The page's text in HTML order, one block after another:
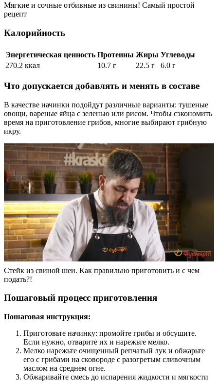
Мягкие и сочные отбивные из свинины! Самый простой
рецепт
Калорийность
Энергетическая ценность Протеины Жиры Углеводы
270.2 ккал
10.7 г 22.5 г 6.0 г
Что допускается добавлять и менять в составе
В качестве начинки подойдут различные варианты: тушеные
овощи, вареные яйца с зеленью или рисом. Чтобы сэкономить
время на приготовление грибов, многие выбирают грибную
икру.
Стейк из свиной шеи. Как правильно приготовить и с чем
подать?!
Пошаговый процесс приготовления
Пошаговая инструкция:
Приготовьте начинку: промойте грибы и обсушите.
Если нужно, отварите их и нарежьте мелко.
Мелко нарежьте очищенный репчатый лук и обжарьте
его с грибами на сковороде с разогретым сливочным
маслом на среднем огне.
Обжаривайте смесь до испарения жидкости и мягкости